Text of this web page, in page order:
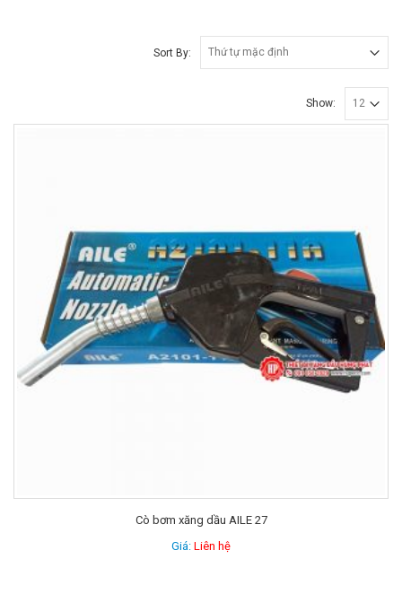
Sort By:
Show:
Cò bơm xăng dầu AILE 27
Giá: Liên hệ